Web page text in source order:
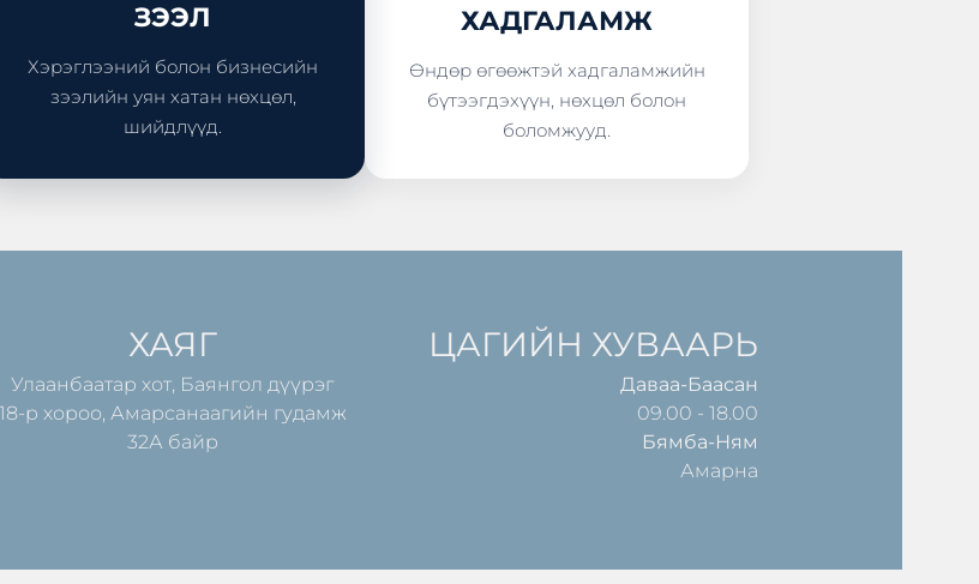
ЗЭЭЛ
Хэрэглээний болон бизнесийн
зээлийн уян хатан нөхцөл,
шийдлүүд.
ХАДГАЛАМЖ
Өндөр өгөөжтэй хадгаламжийн
бүтээгдэхүүн, нөхцөл болон
боломжууд.
ХАЯГ
Улаанбаатар хот, Баянгол дүүрэг
18-р хороо, Амарсанаагийн гудамж
32А байр
ЦАГИЙН ХУВААРЬ
Даваа-Баасан
09.00 - 18.00
Бямба-Ням
Амарна